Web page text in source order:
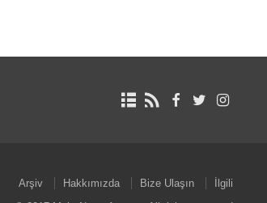
Arşiv Hakkımızda Bize Ulaşın
İlgili